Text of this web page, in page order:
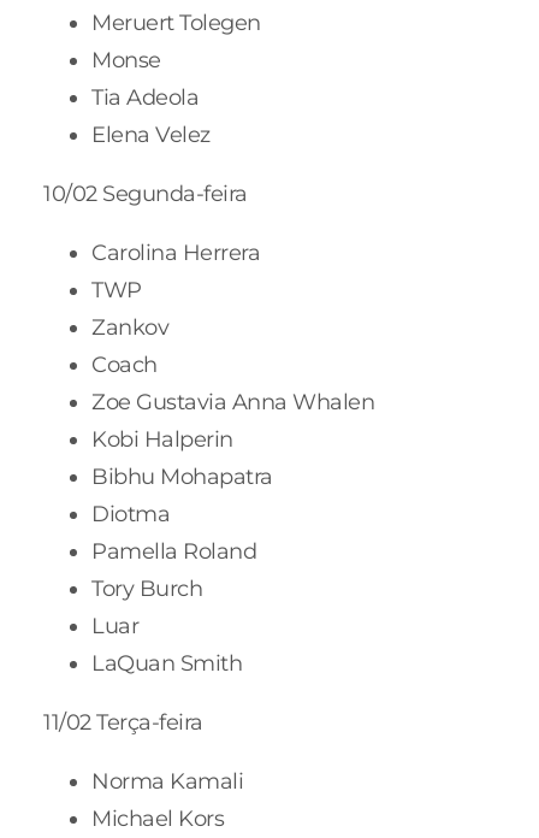
Meruert Tolegen
Monse
Tia Adeola
Elena Velez
10/02 Segunda-feira
Carolina Herrera
TWP
Zankov
Coach
Zoe Gustavia Anna Whalen
Kobi Halperin
Bibhu Mohapatra
Diotma
Pamella Roland
Tory Burch
Luar
LaQuan Smith
11/02 Terça-feira
Norma Kamali
Michael Kors